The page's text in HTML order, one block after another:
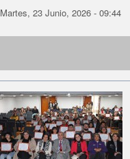
Martes, 23 Junio, 2026 - 09:44